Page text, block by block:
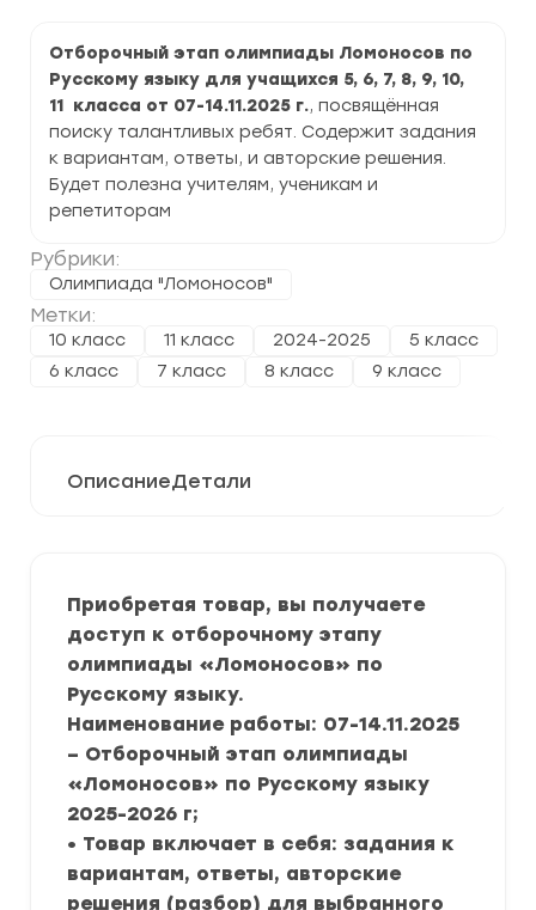
Отборочный этап олимпиады Ломоносов по
Русскому языку для учащихся 5, 6, 7, 8, 9, 10,
11 класса от 07-14.11.2025 г., посвящённая
поиску талантливых ребят. Содержит задания
к вариантам, ответы, и авторские решения.
Будет полезна учителям, ученикам и
репетиторам
Рубрики:
Олимпиада "Ломоносов"
Метки:
10 класс 11 класс 2024-2025
5 класс
6 класс
7 класс 8 класс 9 класс
и
ответы
ОписаниеДетали
Приобретая товар, вы получаете
доступ к отборочному этапу
олимпиады «Ломоносов» по
Русскому языку.
Наименование работы: 07-14.11.2025
– Отборочный этап олимпиады
«Ломоносов» по Русскому языку
2025-2026 г;
• Товар включает в себя: задания к
вариантам, ответы, авторские
решения (разбор) для выбранного